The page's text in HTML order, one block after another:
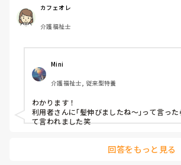
カフェオレ
介護福祉士
Mini
介護福祉士, 従来型特養
わかります！
利用者さんに｢髪伸びましたね〜｣って言っ
て言われました笑
回答をもっと見る